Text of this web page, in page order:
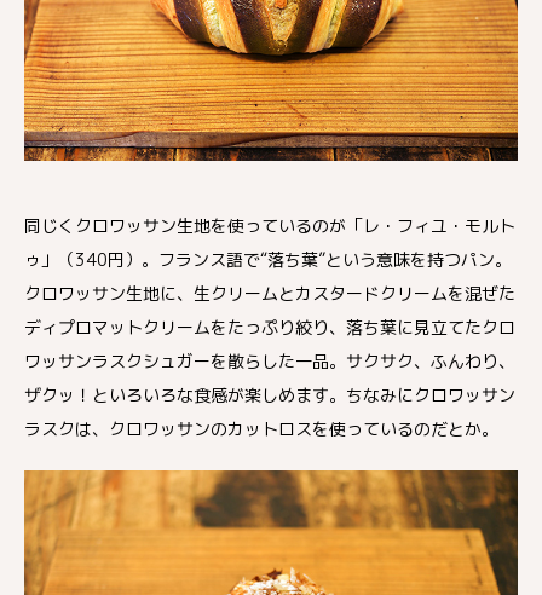
同じくクロワッサン生地を使っているのが「レ・フィユ・モルト
ゥ」（340円）。フランス語で“落ち葉”という意味を持つパン。
クロワッサン生地に、生クリームとカスタードクリームを混ぜた
ディプロマットクリームをたっぷり絞り、落ち葉に見立てたクロ
ワッサンラスクシュガーを散らした一品。サクサク、ふんわり、
ザクッ！といろいろな食感が楽しめます。ちなみにクロワッサン
ラスクは、クロワッサンのカットロスを使っているのだとか。